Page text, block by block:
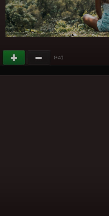
(+27)